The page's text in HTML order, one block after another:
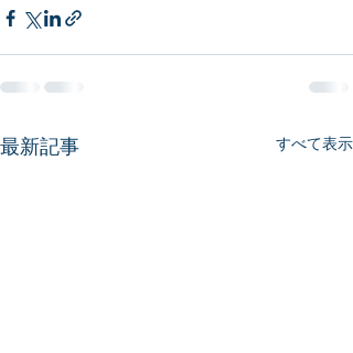
最新記事 すべて表示